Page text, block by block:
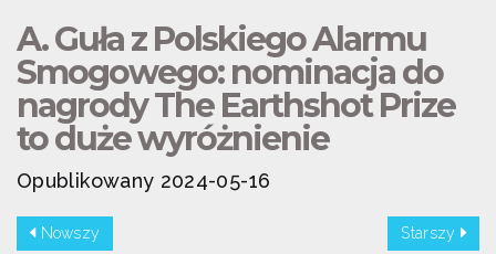
A. Guła z Polskiego Alarmu
Smogowego: nominacja do
nagrody The Earthshot Prize
to duże wyróżnienie
Opublikowany 2024-05-16
Nowszy Starszy